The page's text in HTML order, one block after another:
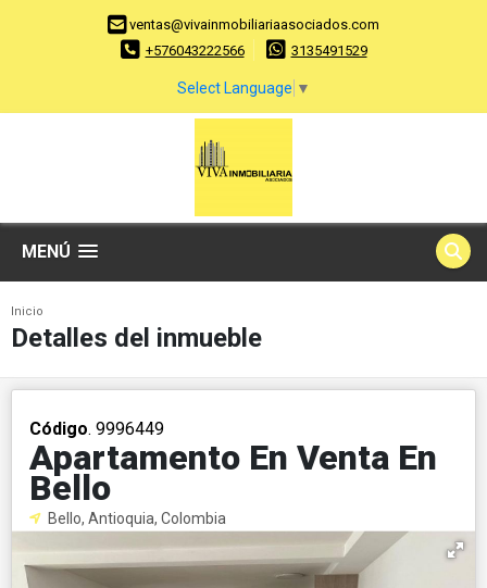
ventas@vivainmobiliariaasociados.com
+576043222566
3135491529
Select Language ▼
MENÚ
Inicio
Detalles del inmueble
Código. 9996449
Apartamento En Venta En
Bello
Bello, Antioquia, Colombia